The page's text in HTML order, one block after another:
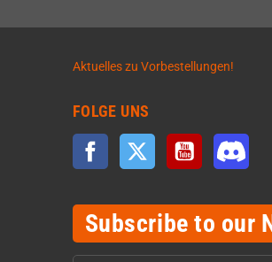
Aktuelles zu Vorbestellungen!
FOLGE UNS
Facebook Twitter YouTube
Subscribe to our